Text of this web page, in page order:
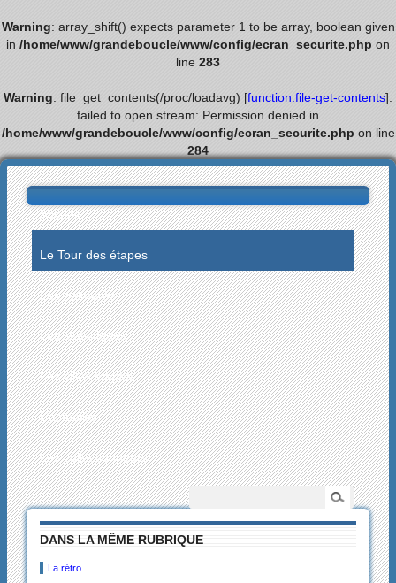
Warning: array_shift() expects parameter 1 to be array, boolean given
in /home/www/grandeboucle/www/config/ecran_securite.php on
line 283
Warning: file_get_contents(/proc/loadavg) [function.file-get-contents]:
failed to open stream: Permission denied in
/home/www/grandeboucle/www/config/ecran_securite.php on line
284
Accueil
Le Tour des étapes
Les palmarès
Les statistiques
Les villes étapes
L’actualité
Les collectionneurs
DANS LA MÊME RUBRIQUE
La rétro